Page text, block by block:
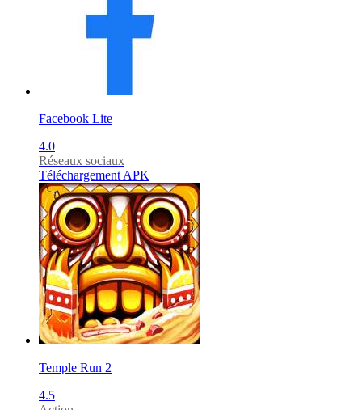
Facebook Lite
4.0
Réseaux sociaux
Téléchargement APK
Temple Run 2
4.5